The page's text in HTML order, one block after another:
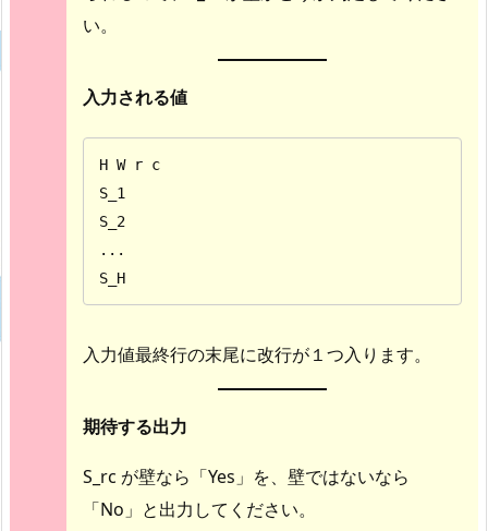
い。
入力される値
H W r c
S_1
S_2
...
S_H
入力値最終行の末尾に改行が１つ入ります。
期待する出力
S_rc が壁なら「Yes」を、壁ではないなら
「No」と出力してください。